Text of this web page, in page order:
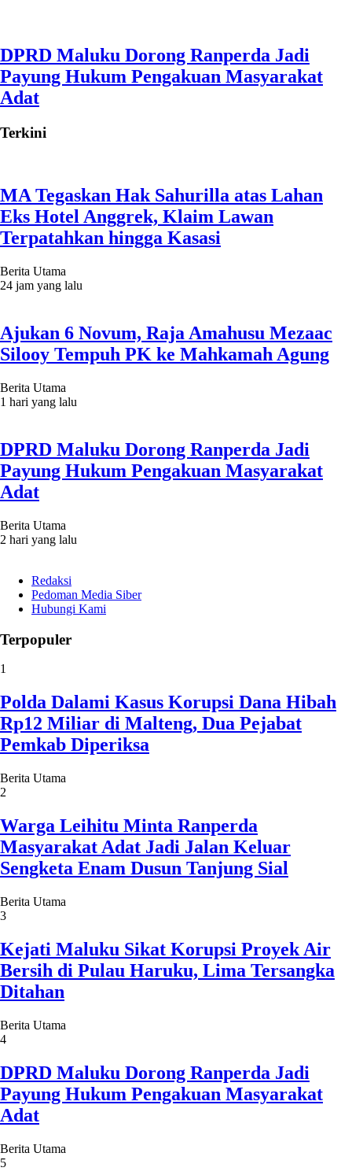
DPRD Maluku Dorong Ranperda Jadi
Payung Hukum Pengakuan Masyarakat
Adat
Terkini
MA Tegaskan Hak Sahurilla atas Lahan
Eks Hotel Anggrek, Klaim Lawan
Terpatahkan hingga Kasasi
Berita Utama
24 jam yang lalu
Ajukan 6 Novum, Raja Amahusu Mezaac
Silooy Tempuh PK ke Mahkamah Agung
Berita Utama
1 hari yang lalu
DPRD Maluku Dorong Ranperda Jadi
Payung Hukum Pengakuan Masyarakat
Adat
Berita Utama
2 hari yang lalu
Redaksi
Pedoman Media Siber
Hubungi Kami
Terpopuler
1
Polda Dalami Kasus Korupsi Dana Hibah
Rp12 Miliar di Malteng, Dua Pejabat
Pemkab Diperiksa
Berita Utama
2
Warga Leihitu Minta Ranperda
Masyarakat Adat Jadi Jalan Keluar
Sengketa Enam Dusun Tanjung Sial
Berita Utama
3
Kejati Maluku Sikat Korupsi Proyek Air
Bersih di Pulau Haruku, Lima Tersangka
Ditahan
Berita Utama
4
DPRD Maluku Dorong Ranperda Jadi
Payung Hukum Pengakuan Masyarakat
Adat
Berita Utama
5